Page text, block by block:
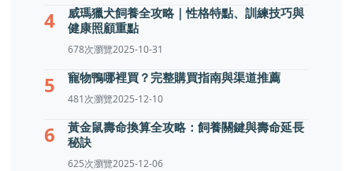
4
威瑪獵犬飼養全攻略｜性格特點、訓練技巧與
健康照顧重點
678次瀏覽2025-10-31
5 寵物鴨哪裡買？完整購買指南與渠道推薦
481次瀏覽2025-12-10
6
黃金鼠壽命換算全攻略：飼養關鍵與壽命延長
秘訣
625次瀏覽2025-12-06